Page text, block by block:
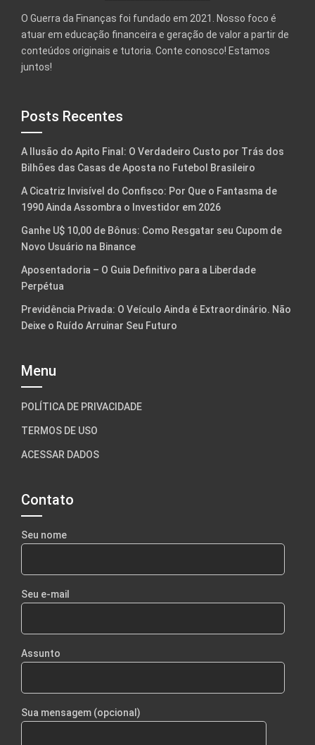
O Guerra da Finanças foi fundado em 2021. Nosso foco é
atuar em educação financeira e geração de valor a partir de
conteúdos originais e tutoria. Conte conosco! Estamos
juntos!
Posts Recentes
A Ilusão do Apito Final: O Verdadeiro Custo por Trás dos
Bilhões das Casas de Aposta no Futebol Brasileiro
A Cicatriz Invisível do Confisco: Por Que o Fantasma de
1990 Ainda Assombra o Investidor em 2026
Ganhe U$ 10,00 de Bônus: Como Resgatar seu Cupom de
Novo Usuário na Binance
Aposentadoria – O Guia Definitivo para a Liberdade
Perpétua
Previdência Privada: O Veículo Ainda é Extraordinário. Não
Deixe o Ruído Arruinar Seu Futuro
Menu
POLÍTICA DE PRIVACIDADE
TERMOS DE USO
ACESSAR DADOS
Contato
Seu nome
Seu e-mail
Assunto
Sua mensagem (opcional)